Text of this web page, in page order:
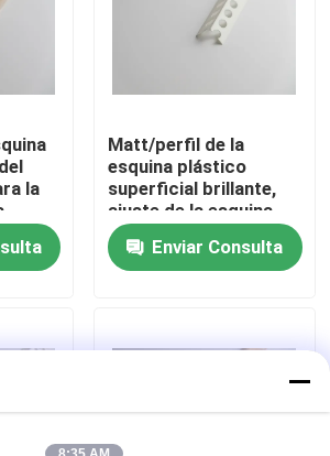
fábrica
del PVC
la
Matt/perfil de la
esquina plástico
superficial brillante,
ajuste de la esquina
rígido de encargo del
PVC Enviar Consulta